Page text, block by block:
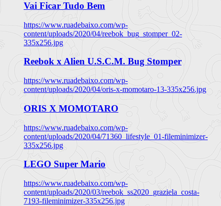
Vai Ficar Tudo Bem
https://www.ruadebaixo.com/wp-
content/uploads/2020/04/reebok_bug_stomper_02-
335x256.jpg
Reebok x Alien U.S.C.M. Bug Stomper
https://www.ruadebaixo.com/wp-
content/uploads/2020/04/oris-x-momotaro-13-335x256.jpg
ORIS X MOMOTARO
https://www.ruadebaixo.com/wp-
content/uploads/2020/04/71360_lifestyle_01-fileminimizer-
335x256.jpg
LEGO Super Mario
https://www.ruadebaixo.com/wp-
content/uploads/2020/03/reebok_ss2020_graziela_costa-
7193-fileminimizer-335x256.jpg